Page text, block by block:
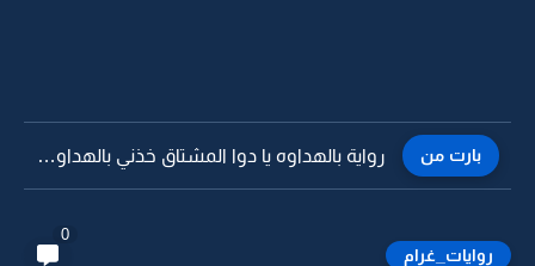
بارت من رواية بالهداوه يا دوا المشتاق خذني بالهداوه -21
روايات_غرام
0